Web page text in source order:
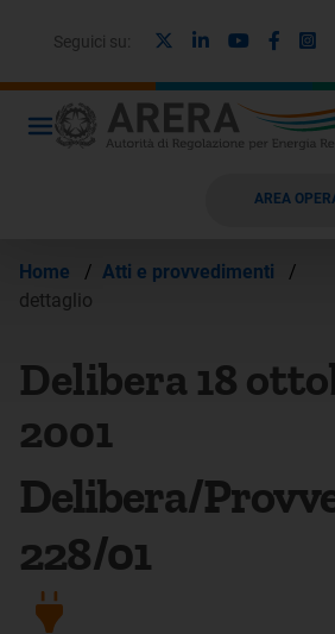
Seguici su: LinkedinYoutube
AREA
Home / Atti e provvedimenti
/
dettaglio
Delibera 18
2001
Delibera/
228/01